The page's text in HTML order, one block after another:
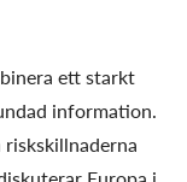
ett starkt
information.